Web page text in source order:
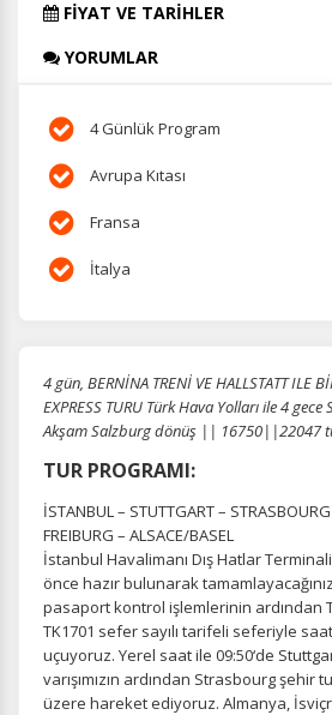
FİYAT VE TARİHLER
YORUMLAR
4 Günlük Program
Avrupa Kıtası
Fransa
İtalya
4 gün, BERNİNA TRENİ VE HALLSTATT ILE
EXPRESS TURU Türk Hava Yolları ile 4
Akşam Salzburg dönüş || 16750||22047
TUR PROGRAMI:
İSTANBUL – STUTTGART –
FREIBURG – ALSACE/BASEL
İstanbul Havalimanı Dış Hatlar
önce hazır bulunarak
pasaport kontrol işlemlerinin ardından
TK1701 sefer sayılı tarifeli seferiyle saat
uçuyoruz. Yerel saat ile 09:50‘de
varışımızın ardından Strasbourg
üzere hareket ediyoruz. Almanya,